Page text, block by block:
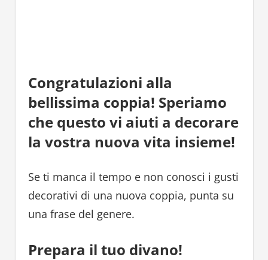
Congratulazioni alla
bellissima coppia! Speriamo
che questo vi aiuti a decorare
la vostra nuova vita insieme!
Se ti manca il tempo e non conosci i gusti
decorativi di una nuova coppia, punta su
una frase del genere.
Prepara il tuo divano!